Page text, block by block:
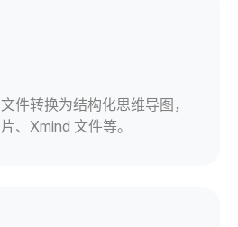
件转换为结构化思维导图，
、Xmind 文件等。